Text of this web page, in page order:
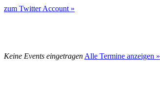
zum Twitter Account »
Keine Events eingetragen Alle Termine anzeigen »